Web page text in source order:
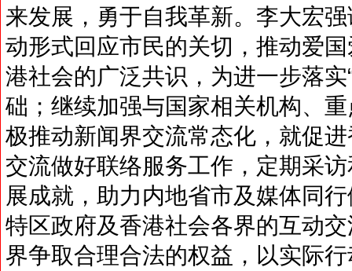
来发展，勇于自我革新。李大宏
动形式回应市民的关切，推动爱
港社会的广泛共识，为进一步落
础；继续加强与国家相关机构、
极推动新闻界交流常态化，就促
交流做好联络服务工作，定期采
展成就，助力内地省市及媒体同
特区政府及香港社会各界的互动
界争取合理合法的权益，以实际